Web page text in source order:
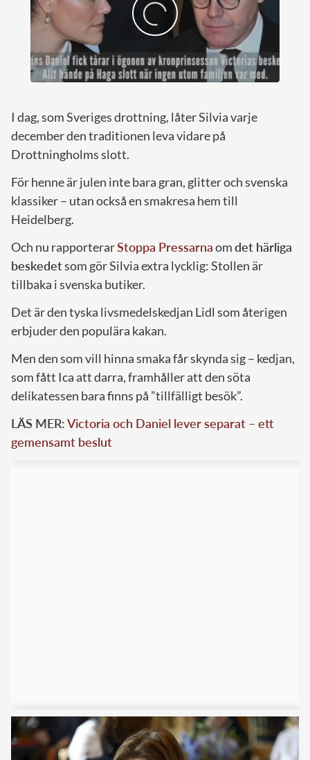
I dag, som Sveriges drottning, låter Silvia varje
december den traditionen leva vidare på
Drottningholms slott.
För henne är julen inte bara gran, glitter och svenska
klassiker – utan också en smakresa hem till
Heidelberg.
Och nu rapporterarStoppa Pressarnaomdet härliga
beskedetsom gör Silvia extra lycklig: Stollen är
tillbaka i svenska butiker.
Det är den tyska livsmedelskedjan Lidl som återigen
erbjuder den populära kakan.
Men den som vill hinna smaka får skynda sig – kedjan,
som fått Ica att darra, framhåller att den söta
delikatessen bara finns på ”tillfälligt besök”.
LÄS MER:Victoria och Daniel lever separat – ett
gemensamt beslut